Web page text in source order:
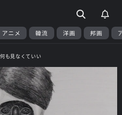
アニメ 韓流 洋画 邦画
何も見なくていい